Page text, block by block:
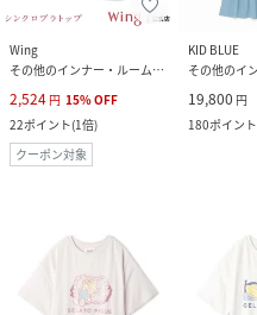
Wing
その他のインナー・ルームウェア
2,524 円 15%OFF
22ポイント(1倍)
クーポン対象
KID BLUE
19,800 円
180ポイント